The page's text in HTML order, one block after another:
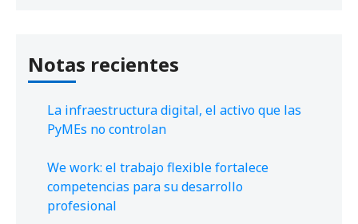
Notas recientes
La infraestructura digital, el activo que las
PyMEs no controlan
We work: el trabajo flexible fortalece
competencias para su desarrollo
profesional